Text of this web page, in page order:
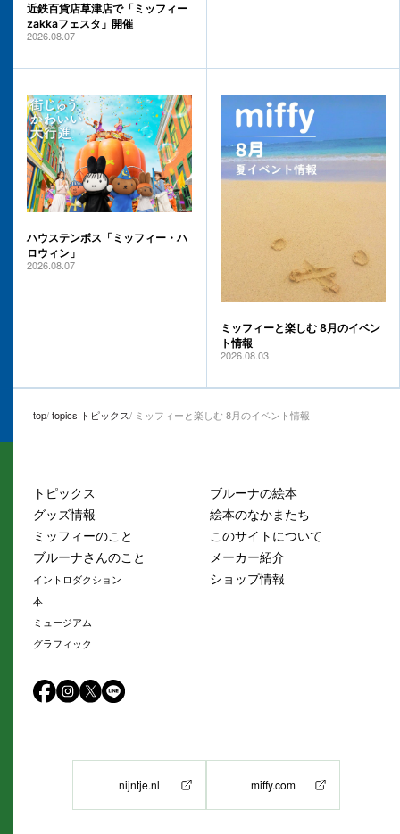
近鉄百貨店草津店で「ミッフィー
zakkaフェスタ」開催
2026.08.07
ハウステンボス「ミッフィー・ハ
ロウィン」
2026.08.07
ミッフィーと楽しむ 8月のイベン
ト情報
2026.08.03
top topics トピックス ミッフィーと楽しむ 8月のイベント情報
トピックス
グッズ情報
ミッフィーのこと
ブルーナさんのこと
イントロダクション
本
ミュージアム
グラフィック
ブルーナの絵本
絵本のなかまたち
このサイトについて
メーカー紹介
ショップ情報
nijntje.nl miffy.com